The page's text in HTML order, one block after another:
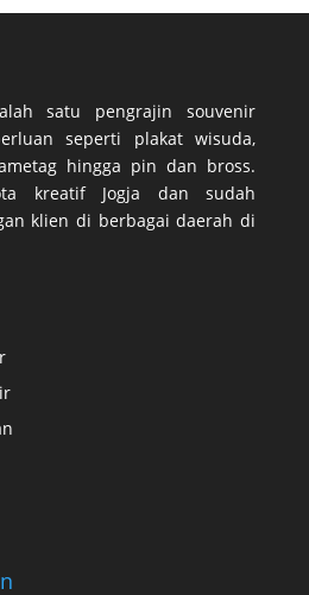
satu pengrajin souvenir
seperti plakat wisuda,
hingga pin dan bross.
kreatif Jogja dan sudah
klien di berbagai daerah di